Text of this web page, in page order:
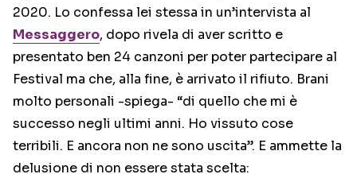
2020. Lo confessa lei stessa in un’intervista al
Messaggero, dopo rivela di aver scritto e
presentato ben 24 canzoni per poter partecipare al
Festival ma che, alla fine, è arrivato il rifiuto. Brani
molto personali -spiega- “di quello che mi è
successo negli ultimi anni. Ho vissuto cose
terribili. E ancora non ne sono uscita”. E ammette la
delusione di non essere stata scelta: